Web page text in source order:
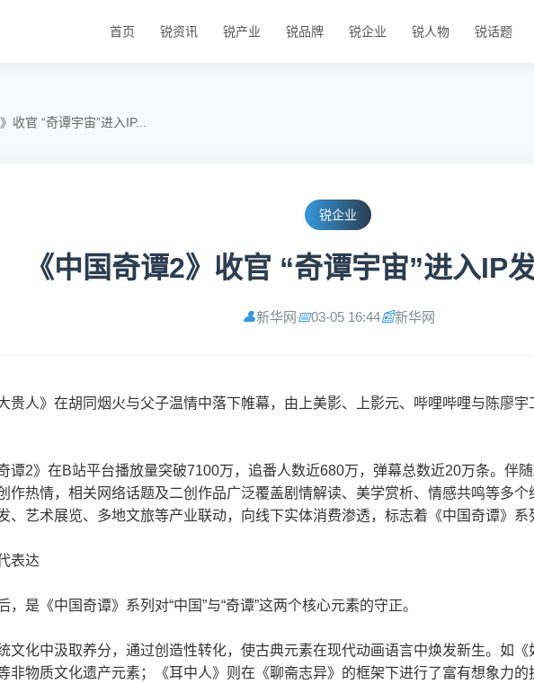
首页 锐资讯 锐产业 锐品牌 锐企业 锐人物 锐话题
收官 “奇谭宇宙”进入IP...
锐企业
《中国奇谭2》收官 “奇谭宇宙”进入IP
👤新华网 📅03-05 16:44📰新华网
贵人》在胡同烟火与父子温情中落下帷幕，由上美影、上影元、哔哩哔哩与陈廖
谭2》在B站平台播放量突破7100万，追番人数近680万，弹幕总数近20万条。伴
作热情，相关网络话题及二创作品广泛覆盖剧情解读、美学赏析、情感共鸣等多
、艺术展览、多地文旅等产业联动，向线下实体消费渗透，标志着《中国奇谭》系
表达
，是《中国奇谭》系列对“中国”与“奇谭”这两个核心元素的守正。
文化中汲取养分，通过创造性转化，使古典元素在现代动画语言中焕发新生。如《
非物质文化遗产元素；《耳中人》则在《聊斋志异》的框架下进行了富有想象力